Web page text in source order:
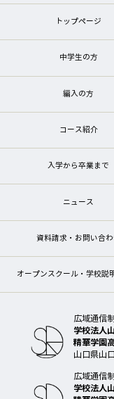
トップページ
中学生の方
編入の方
コース紹介
入学から卒業まで
ニュース
資料請求・お問い合わ
オープンスクール・学校説
広域通信
学校法人
精華学園
山口県山
広域通信
学校法人